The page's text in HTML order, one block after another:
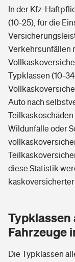
In der Kfz-
(10-25), für die
Verkehrsunfällen
Typklassen (10-
Auto nach
Teilkaskoschäden
Wildunfälle oder
diese Statistik
Fahrzeuge
Die Typklassen